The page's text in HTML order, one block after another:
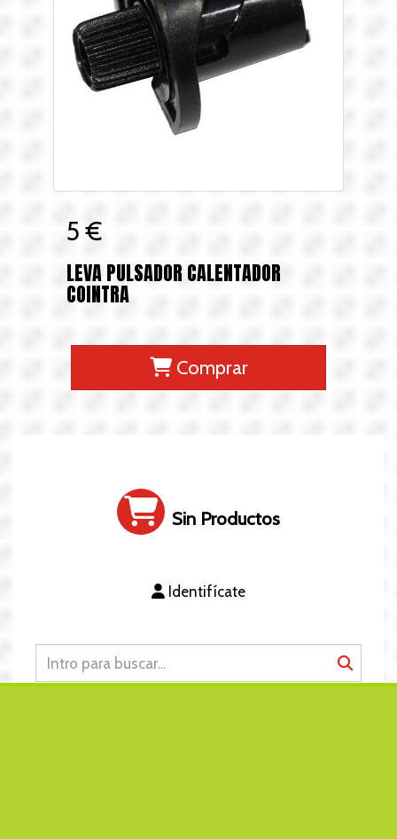
5 €
LEVA PULSADOR CALENTADOR
COINTRA
Comprar
Sin Productos
Identifícate